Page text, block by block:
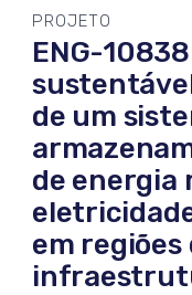
PROJETO
ENG-
de um
de energia
em regiões